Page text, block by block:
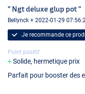
" Ngt deluxe glup pot "
Bellynck + 2022-01-29
Je recommande ce
Point positif
Solide, hermetique prix
Parfait pour booster des